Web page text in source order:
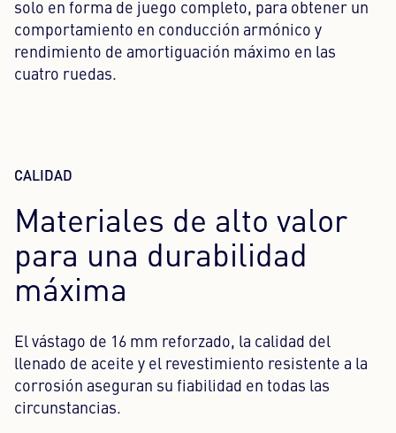
solo en forma de juego completo, para obtener un
comportamiento en conducción armónico y
rendimiento de amortiguación máximo en las
cuatro ruedas.
CALIDAD
Materiales de alto valor
para una durabilidad
máxima
El vástago de 16 mm reforzado, la calidad del
llenado de aceite y el revestimiento resistente a la
corrosión aseguran su fiabilidad en todas las
circunstancias.